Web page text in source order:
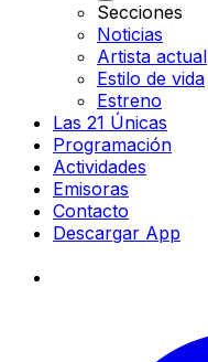
Secciones
Noticias
Artista actual
Estilo de vida
Estreno
Las 21 Únicas
Programación
Actividades
Emisoras
Contacto
Descargar App